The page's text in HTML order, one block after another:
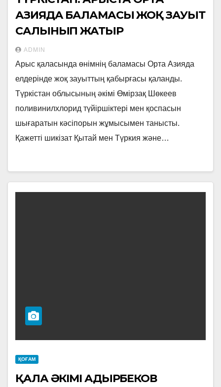
АЗИЯДА БАЛАМАСЫ ЖОҚ ЗАУЫТ
САЛЫНЫП ЖАТЫР
ADMIN
Арыс қаласында өнімнің баламасы Орта Азияда
елдерінде жоқ зауыттың қабырғасы қаланды.
Түркістан облысының әкімі Өмірзақ Шөкеев
поливинилхлорид түйіршіктері мен қоспасын
шығаратын кәсіпорын жұмысымен танысты.
Қажетті шикізат Қытай мен Түркия және…
ҚОҒАМ
ҚАЛА ӘКІМІ АДЫРБЕКОВ